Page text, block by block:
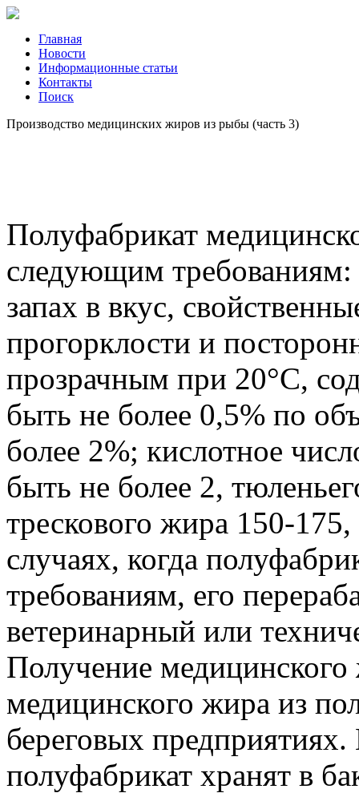
Главная
Новости
Информационные статьи
Контакты
Поиск
Производство медицинских жиров из рыбы (часть 3)
Полуфабрикат
следующим требованиям:
запах в вкус,
прогорклости и
прозрачным при 20°С,
быть не более 0,5% по
более 2%; кислотное
быть не более 2,
трескового жира 150-
случаях, когда
требованиям, его
ветеринарный или
Получение
медицинского жира из
береговых
полуфабрикат хранят в